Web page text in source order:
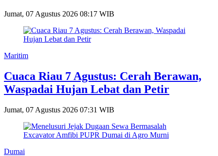
Jumat, 07 Agustus 2026 08:17 WIB
Maritim
Cuaca Riau 7 Agustus: Cerah Berawan,
Waspadai Hujan Lebat dan Petir
Jumat, 07 Agustus 2026 07:31 WIB
Dumai